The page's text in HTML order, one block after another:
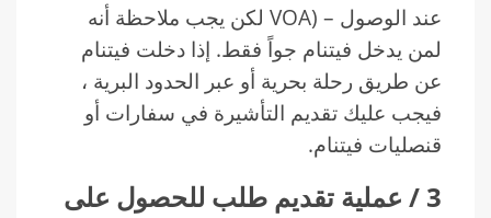
عند الوصول – (VOA لكن يجب ملاحظة أنه
لمن يدخل فيتنام جواً فقط. إذا دخلت فيتنام
عن طريق رحلة بحرية أو عبر الحدود البرية ،
فيجب عليك تقديم التأشيرة في سفارات أو
قنصليات فيتنام.
3 / عملية تقديم طلب للحصول على